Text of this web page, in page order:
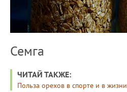
Семга
ЧИТАЙ ТАКЖЕ:
Польза орехов в спорте и в жизни